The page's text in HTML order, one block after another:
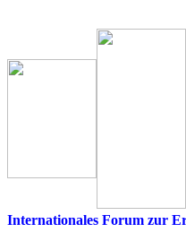
Internationales Forum zur